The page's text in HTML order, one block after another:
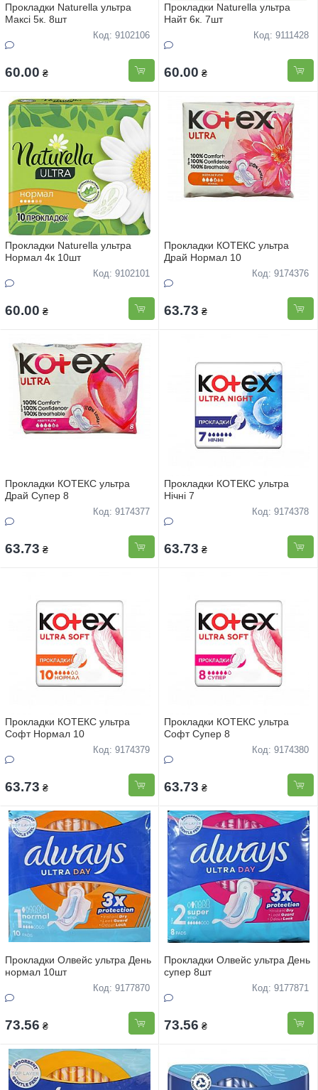
Прокладки Naturella ультра
Максі 5к. 8шт
Код: 9102106
60.00 ₴
Прокладки Naturella ультра
Найт 6к. 7шт
Код: 9111428
60.00 ₴
Прокладки Naturella ультра
Нормал 4к 10шт
Код: 9102101
60.00 ₴
Прокладки КОТЕКС ультра
Драй Нормал 10
Код: 9174376
63.73 ₴
Прокладки КОТЕКС ультра
Драй Супер 8
Код: 9174377
63.73 ₴
Прокладки КОТЕКС ультра
Нічні 7
Код: 9174378
63.73 ₴
Прокладки КОТЕКС ультра
Софт Нормал 10
Код: 9174379
63.73 ₴
Прокладки КОТЕКС ультра
Софт Супер 8
Код: 9174380
63.73 ₴
Прокладки Олвейс ультра День
нормал 10шт
Код: 9177870
73.56 ₴
Прокладки Олвейс ультра День
супер 8шт
Код: 9177871
73.56 ₴